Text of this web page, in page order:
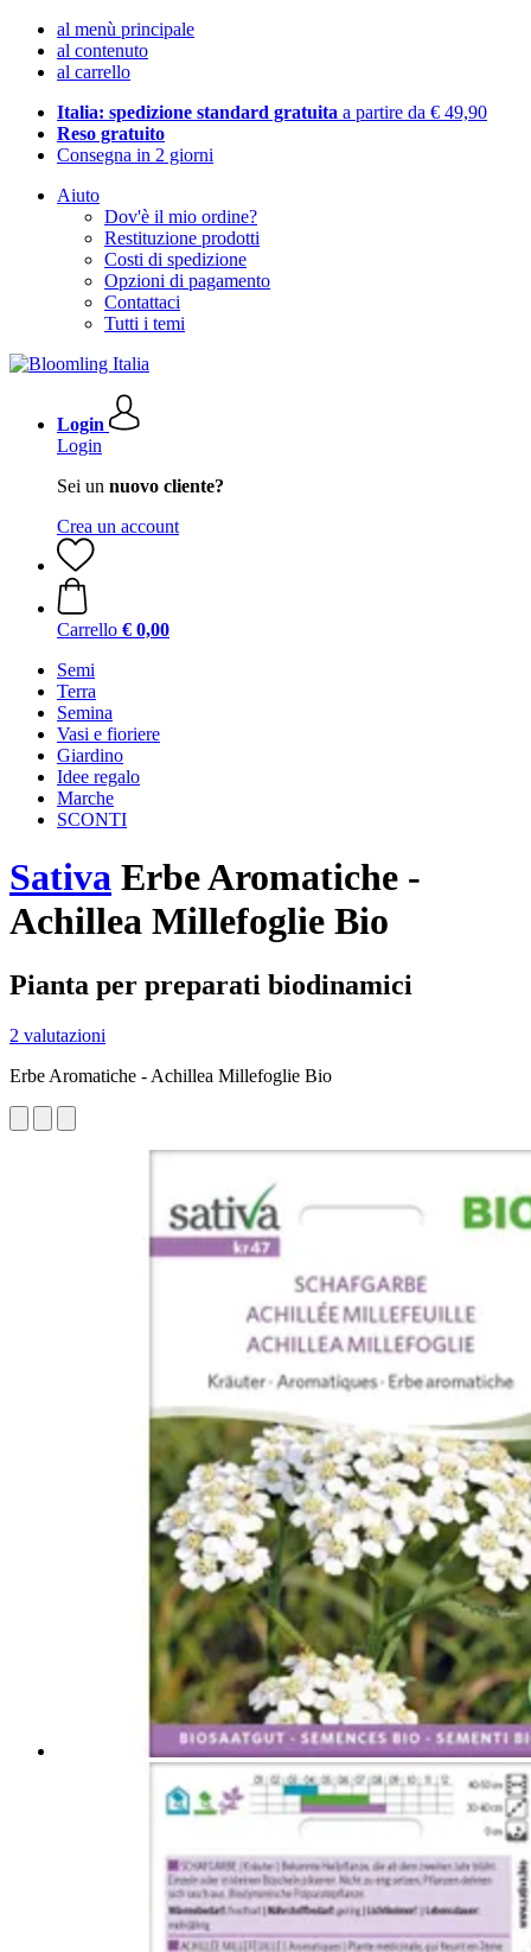
al menù principale
al contenuto
al carrello
Italia: spedizione standard gratuita a partire da € 49,90
Reso gratuito
Consegna in 2 giorni
Aiuto
Dov'è il mio ordine?
Restituzione prodotti
Costi di spedizione
Opzioni di pagamento
Contattaci
Tutti i temi
Login
Login
Sei un nuovo cliente?
Crea un account
Carrello € 0,00
Semi
Terra
Semina
Vasi e fioriere
Giardino
Idee regalo
Marche
SCONTI
Sativa Erbe Aromatiche -
Achillea Millefoglie Bio
Pianta per preparati biodinamici
2 valutazioni
Erbe Aromatiche - Achillea Millefoglie Bio